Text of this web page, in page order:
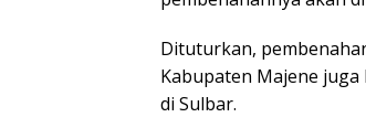
Dituturkan,
Kabupaten Majene
di Sulbar.